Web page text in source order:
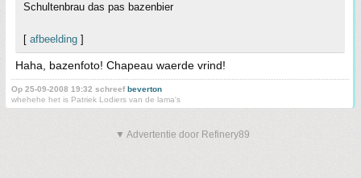
Schultenbrau das pas bazenbier
[ afbeelding ]
Haha, bazenfoto! Chapeau waerde vrind!
Op 25-09-2008 19:32 schreefbeverton
whehehe het is Patriek Lodiers van de lama's
▼ Advertentie door Refinery89